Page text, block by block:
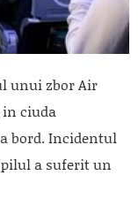
unui zbor Air
in ciuda
bord. Incidentul
a suferit un